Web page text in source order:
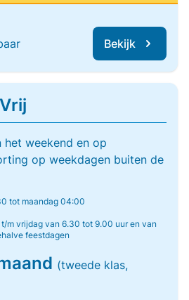
Bekijk
het weekend en op
op weekdagen buiten de
tot maandag 04:00
t/m vrijdag van 6.30 tot 9.00 uur en van
feestdagen
(tweede klas,